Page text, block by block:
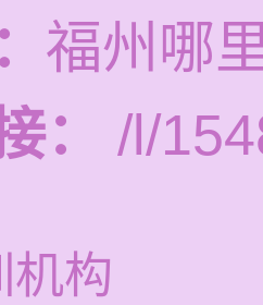
福州哪
：
/l/
机构